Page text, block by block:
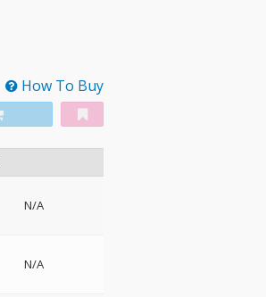
How To Buy
N/A
N/A